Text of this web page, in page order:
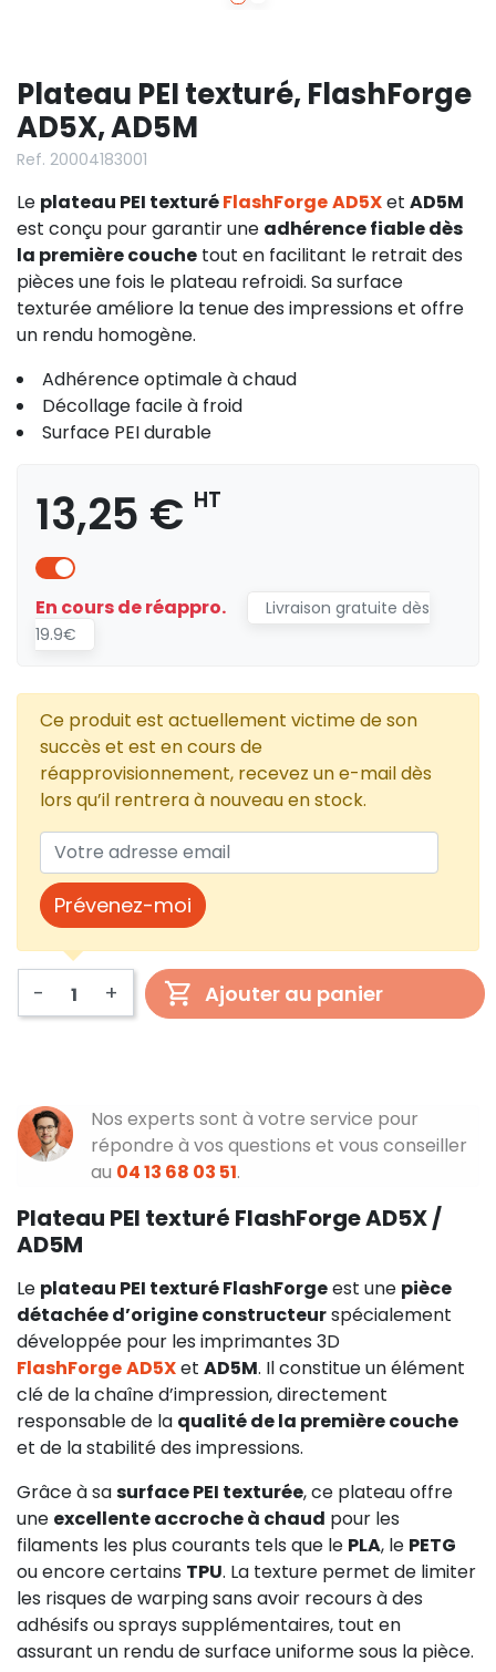
Plateau PEI texturé, FlashForge
AD5X, AD5M
Ref. 20004183001
Le plateau PEI texturéFlashForgeAD5Xet AD5M
est conçu pour garantir une adhérence fiable dès
la première couche tout en facilitant le retrait des
pièces une fois le plateau refroidi. Sa surface
texturée améliore la tenue des impressions et offre
un rendu homogène.
Adhérence optimale à chaud
Décollage facile à froid
Surface PEI durable
13,25 € HT
En cours de réappro.
Livraison gratuite dès
19.9€
Ce produit est actuellement victime de son
succès et est en cours de
réapprovisionnement, recevez un e-mail dès
lors qu’il rentrera à nouveau en stock.
Prévenez-moi
- + Ajouter au panier
Nos experts sont à votre service pour
répondre à vos questions et vous conseiller
au 04 13 68 03 51.
Plateau PEI texturé FlashForge AD5X /
AD5M
Le plateau PEI texturé FlashForgeest une pièce
détachée d’origine constructeurspécialement
développée pour les imprimantes 3D
FlashForgeAD5Xet AD5M. Il constitue un élément
clé de la chaîne d’impression, directement
responsable de la qualité de la première couche
et de la stabilité des impressions.
Grâce à sasurface PEI texturée, ce plateau offre
une excellente accroche à chaud pour les
filaments les plus courants tels que le PLA, le PETG
ou encore certains TPU. La texture permet de limiter
les risques de warping sans avoir recours à des
adhésifs ou sprays supplémentaires, tout en
assurant un rendu de surface uniforme sous la pièce.